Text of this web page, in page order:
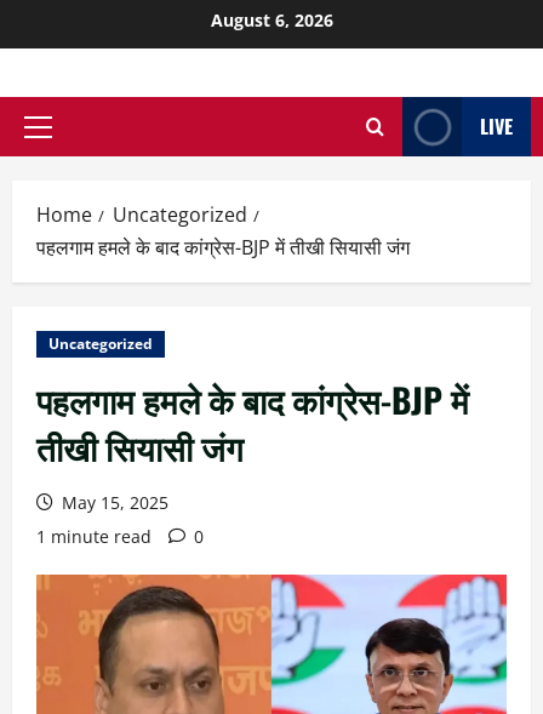
August 6, 2026
LIVE
Home
Uncategorized
पहलगाम हमले के बाद कांग्रेस-BJP में तीखी सियासी जंग
Uncategorized
पहलगाम हमले के बाद कांग्रेस-BJP में
तीखी सियासी जंग
May 15, 2025
1 minute read
0